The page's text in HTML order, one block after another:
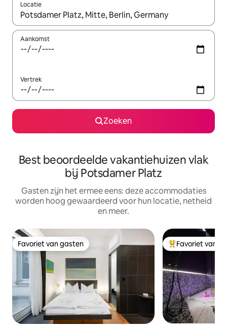
Locatie
Wanneer er suggesties beschikbaar zijn, maak je een keuze
Aankomst
Vertrek
Zoeken
Best beoordeelde vakantiehuizen vlak
bij Potsdamer Platz
Gasten zijn het ermee eens: deze accommodaties
worden hoog gewaardeerd voor hun locatie, netheid
en meer.
Favoriet van gasten
Favoriet van gasten Topfavoriet van
Favoriet van